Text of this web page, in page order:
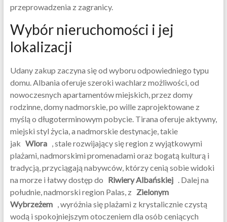
przeprowadzenia z zagranicy.
Wybór nieruchomości i jej
lokalizacji
Udany zakup zaczyna się od wyboru odpowiedniego typu
domu. Albania oferuje szeroki wachlarz możliwości, od
nowoczesnych apartamentów miejskich, przez domy
rodzinne, domy nadmorskie, po wille zaprojektowane z
myślą o długoterminowym pobycie. Tirana oferuje aktywny,
miejski styl życia, a nadmorskie destynacje, takie
jak Wlora , stale rozwijający się region z wyjątkowymi
plażami, nadmorskimi promenadami oraz bogatą kulturą i
tradycją, przyciągają nabywców, którzy cenią sobie widoki
na morze i łatwy dostęp do Riwiery Albańskiej . Dalej na
południe, nadmorski region Palas, z Zielonym
Wybrzeżem , wyróżnia się plażami z krystalicznie czystą
wodą i spokojniejszym otoczeniem dla osób ceniących